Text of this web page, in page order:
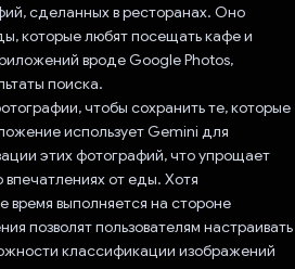
сделанных в ресторанах. Оно
которые любят посещать кафе и
вроде Google Photos,
поиска.
чтобы сохранить те, которые
использует Gemini для
этих фотографий, что упрощает
от еды. Хотя
время выполняется на стороне
позволят пользователям настраивать
классификации изображений